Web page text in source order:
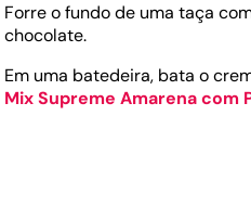
Forre o fundo de uma taça
chocolate.
Em uma batedeira, bata o
Mix Supreme Amarena com